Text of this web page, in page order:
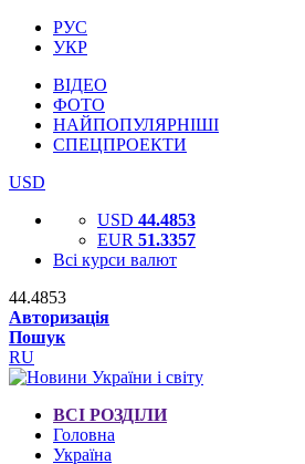
РУС
УКР
ВІДЕО
ФОТО
НАЙПОПУЛЯРНІШІ
СПЕЦПРОЕКТИ
USD
USD 44.4853
EUR 51.3357
Всі курси валют
44.4853
Авторизація
Пошук
RU
ВСІ РОЗДІЛИ
Головна
Україна